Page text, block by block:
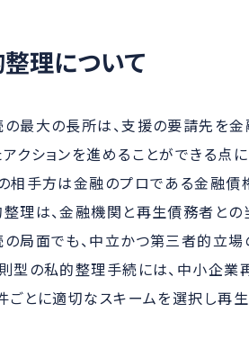
理について
最大の長所は、支援の要請先を
クションを進めることができる点に
相手方は金融のプロである金融債
理は、金融機関と再生債務者との
局面でも、中立かつ第三者的立場
型の私的整理手続には、中小企
ごとに適切なスキームを選択し再